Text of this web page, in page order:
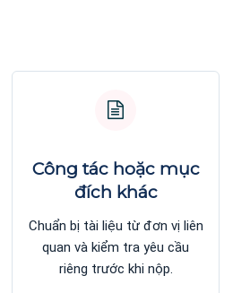
Công tác hoặc mục
đích khác
Chuẩn bị tài liệu từ đơn vị liên
quan và kiểm tra yêu cầu
riêng trước khi nộp.
Chia sẻ của các chuyên gia tại Visa
khi rà soát rủi ro và chuẩn bị hồ sơ
XEM BÀI VIẾT